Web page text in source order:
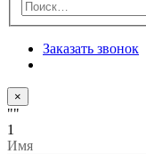
Заказать звонок
×
""
1
Имя